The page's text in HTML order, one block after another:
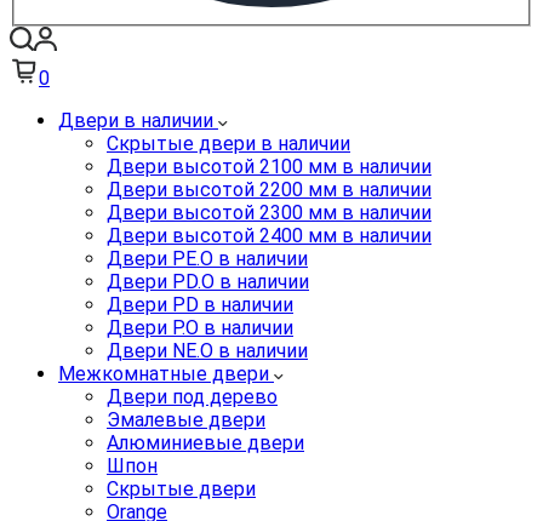
0
Двери в наличии
Скрытые двери в наличии
Двери высотой 2100 мм в наличии
Двери высотой 2200 мм в наличии
Двери высотой 2300 мм в наличии
Двери высотой 2400 мм в наличии
Двери PE.O в наличии
Двери PD.O в наличии
Двери PD в наличии
Двери P.O в наличии
Двери NE.O в наличии
Межкомнатные двери
Двери под дерево
Эмалевые двери
Алюминиевые двери
Шпон
Скрытые двери
Orange